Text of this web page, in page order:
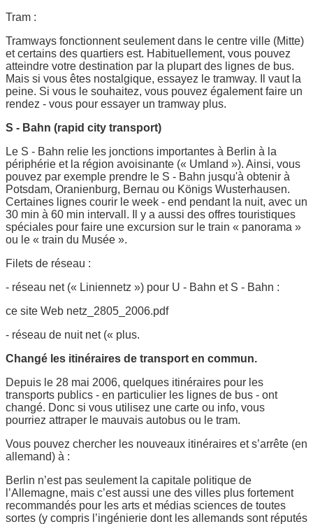
Tram :
Tramways fonctionnent seulement dans le centre ville (Mitte)
et certains des quartiers est. Habituellement, vous pouvez
atteindre votre destination par la plupart des lignes de bus.
Mais si vous êtes nostalgique, essayez le tramway. Il vaut la
peine. Si vous le souhaitez, vous pouvez également faire un
rendez - vous pour essayer un tramway plus.
S - Bahn (rapid city transport)
Le S - Bahn relie les jonctions importantes à Berlin à la
périphérie et la région avoisinante (« Umland »). Ainsi, vous
pouvez par exemple prendre le S - Bahn jusqu'à obtenir à
Potsdam, Oranienburg, Bernau ou Königs Wusterhausen.
Certaines lignes courir le week - end pendant la nuit, avec un
30 min à 60 min intervall. Il y a aussi des offres touristiques
spéciales pour faire une excursion sur le train « panorama »
ou le « train du Musée ».
Filets de réseau :
- réseau net (« Liniennetz ») pour U - Bahn et S - Bahn :
ce site Web netz_2805_2006.pdf
- réseau de nuit net (« plus.
Changé les itinéraires de transport en commun.
Depuis le 28 mai 2006, quelques itinéraires pour les
transports publics - en particulier les lignes de bus - ont
changé. Donc si vous utilisez une carte ou info, vous
pourriez attraper le mauvais autobus ou le tram.
Vous pouvez chercher les nouveaux itinéraires et s’arrête (en
allemand) à :
Berlin n’est pas seulement la capitale politique de
l’Allemagne, mais c’est aussi une des villes plus fortement
recommandés pour les arts et médias sciences de toutes
sortes (y compris l’ingénierie dont les allemands sont réputés